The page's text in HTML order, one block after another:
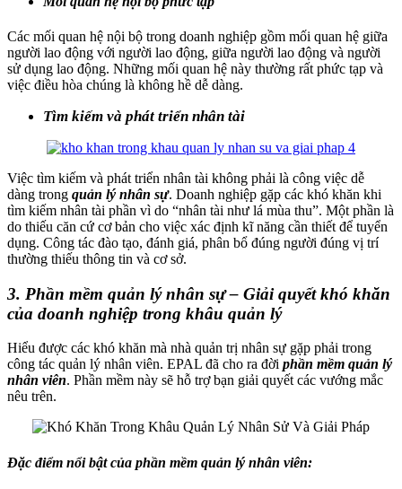
Các mối quan hệ nội bộ trong doanh nghiệp gồm mối quan hệ giữa
người lao động với người lao động, giữa người lao động và người
sử dụng lao động. Những mối quan hệ này thường rất phức tạp và
việc điều hòa chúng là không hề dễ dàng.
Tìm kiếm và phát triển nhân tài
Việc tìm kiếm và phát triển nhân tài không phải là công việc dễ
dàng trong quản lý nhân sự. Doanh nghiệp gặp các khó khăn khi
tìm kiếm nhân tài phần vì do “nhân tài như lá mùa thu”. Một phần là
do thiếu căn cứ cơ bản cho việc xác định kĩ năng cần thiết để tuyển
dụng. Công tác đào tạo, đánh giá, phân bổ đúng người đúng vị trí
thường thiếu thông tin và cơ sở.
3. Phần mềm quản lý nhân sự – Giải quyết khó khăn
của doanh nghiệp trong khâu quản lý
Hiểu được các khó khăn mà nhà quản trị nhân sự gặp phải trong
công tác quản lý nhân viên. EPAL đã cho ra đời phần mềm quản lý
nhân viên. Phần mềm này sẽ hỗ trợ bạn giải quyết các vướng mắc
nêu trên.
Đặc điểm nổi bật của phần mềm quản lý nhân viên: